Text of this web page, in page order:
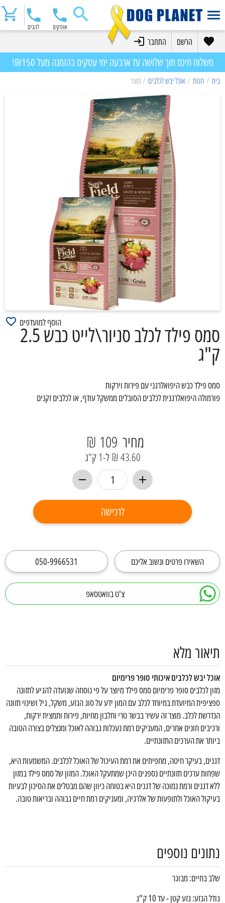
אופקים להבים
הרשם התחבר
משלוח חינם תוך שלושה עד ארבעה ימי עסקים בהזמנה מעל ₪150!
בית / חנות / אוכל יבש לכלבים / מוצר
סמס פילד לכלב סניור\לייט כבש 2.5
ק"ג
הוסף למועדפים
סמס פילד כבש היפואלרגני עם פירות וירקות
פורמולה היפואלרגנית לכלבים הסובלים ממשקל עודף, או לכלבים זקנים
מחיר 109 ₪
43.60 ₪ ל-1 ק"ג
לרכישה
השאירו פרטים ונשוב אליכם 050-9966531
צ'ט בוואטסאפ
תיאור מלא
אוכל יבש לכלבים איכותי סופר פרימיום
מזון לכלבים סופר פרימיום סמס פילד מיוצר על פי נוסחה שנועדה להגיע לתזונה
ספציפית המיועדת במיוחד לכלב עם המון ידע על סוג הגזע, משקל, גיל ושינוי תזונה
הנדרשת לכלב. מוצר זה עשיר בבשר טרי וחלבון מחיות, פירות ותמצית ירקות,
ורכיבים חונים אחרים, המעניקים רמת נעכלות גבוהה לאוכל ומנצלים בצורה הטובה
ביותר את הערכים התזונתיים.
דגנים, בעיקר חיטה, מחפיתים את רמת העיכול של האוכל לכלבים. המשמעות היא,
שפחות ערכים תזונתיים נספגים היכן שמתעקל האוכל. המזון של סמס פילד במזון
ללא דגנים ורמת נמוכה של דגנים היא בטוחה כיוון שהם מבטלים את הסיכון לבעיות
בעיקול האוכל ולתופעות של אלרגיה, ומעניקים רמת חיים גבוהה ובריאות טובה.
נתונים נוספים
שלב בחיים: מבוגר
גודל הגזע: גזע קטן - עד 10 ק"ג